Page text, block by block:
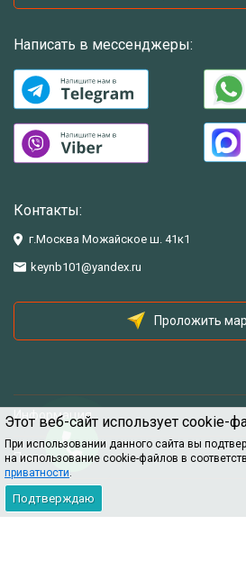
Этот веб-сайт использует cookie-
При использовании данного сайта вы
на использование cookie-файлов в
приватности.
Подтверждаю
Написать в мессенджеры:
Контакты:
г.Москва Можайское ш. 41к1
keynb101@yandex.ru
Проложить
Информация
Помощь
Информация